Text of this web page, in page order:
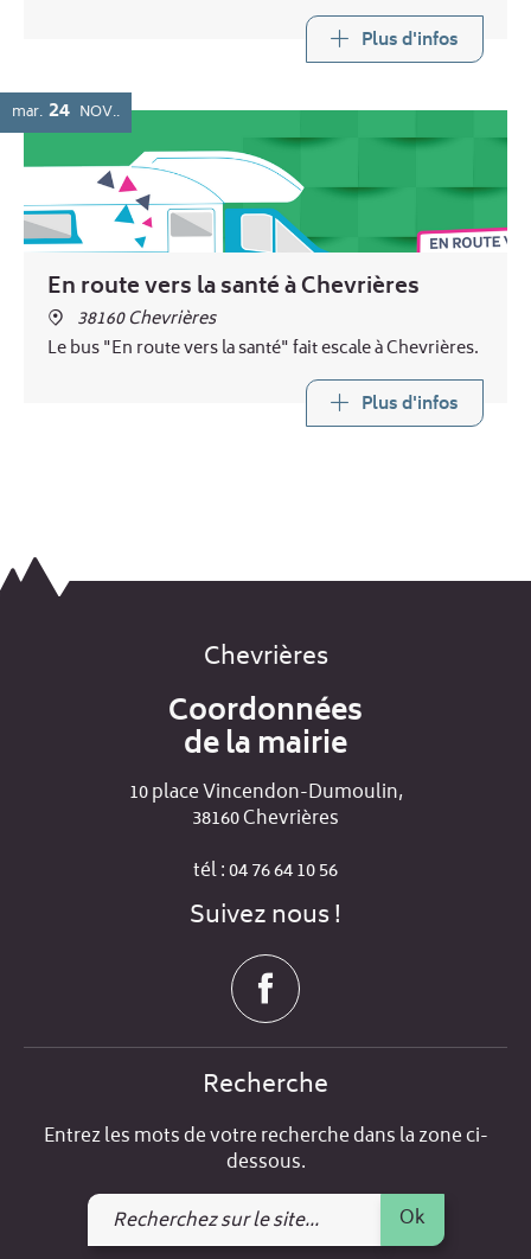
passages de la déchèterie mobile.
Plus d'infos
mar. 24 NOV.
En route vers la santé à Chevrières
38160 Chevrières
Le bus "En route vers la santé" fait escale à Chevrières.
Plus d'infos
Chevrières
Coordonnées
de la mairie
10 place Vincendon-Dumoulin,
38160 Chevrières
tél : 04 76 64 10 56
Suivez nous !
Recherche
Entrez les mots de votre recherche dans la zone ci-
dessous.
Recherchez
sur
Ok